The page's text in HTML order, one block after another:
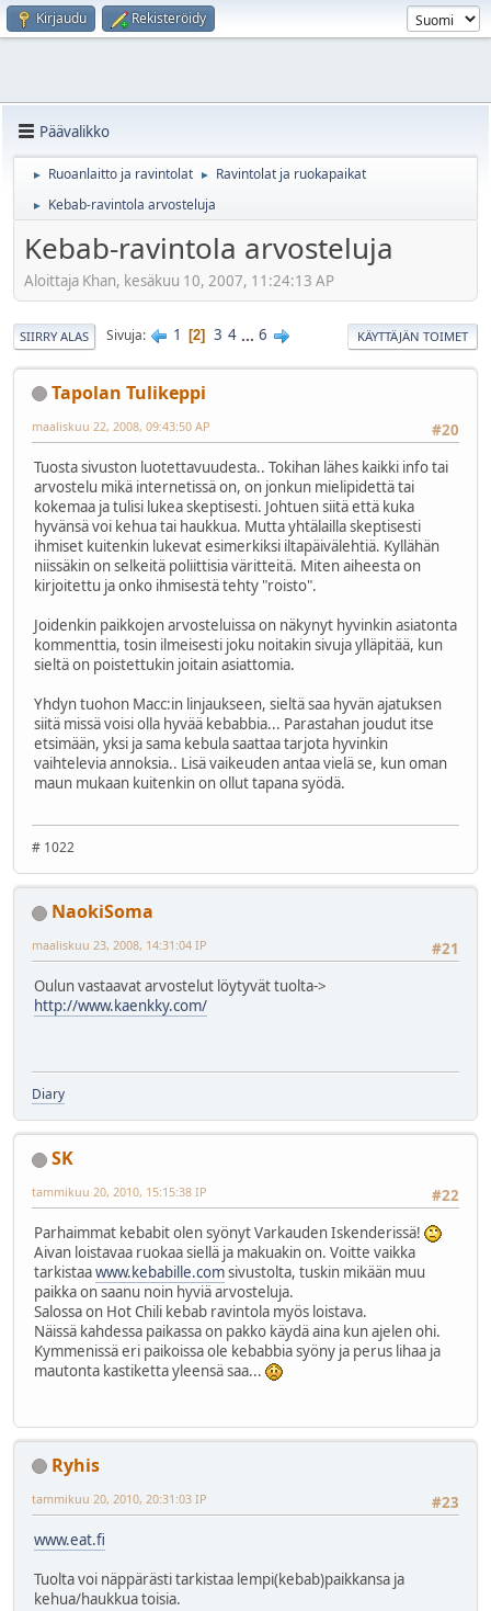
Kirjaudu Rekisteröidy
Päävalikko
► Ruoanlaitto ja ravintolat ► Ravintolat ja ruokapaikat
► Kebab-ravintola arvosteluja
Kebab-ravintola arvosteluja
Aloittaja Khan, kesäkuu 10, 2007, 11:24:13 AP
SIIRRY ALAS Sivuja 1 2 3 4 ... 6 KÄYTTÄJÄN TOIMET
Tapolan Tulikeppi
#20
maaliskuu 22, 2008, 09:43:50 AP
Tuosta sivuston luotettavuudesta.. Tokihan lähes kaikki info tai
arvostelu mikä internetissä on, on jonkun mielipidettä tai
kokemaa ja tulisi lukea skeptisesti. Johtuen siitä että kuka
hyvänsä voi kehua tai haukkua. Mutta yhtälailla skeptisesti
ihmiset kuitenkin lukevat esimerkiksi iltapäivälehtiä. Kyllähän
niissäkin on selkeitä poliittisia väritteitä. Miten aiheesta on
kirjoitettu ja onko ihmisestä tehty "roisto".
Joidenkin paikkojen arvosteluissa on näkynyt hyvinkin asiatonta
kommenttia, tosin ilmeisesti joku noitakin sivuja ylläpitää, kun
sieltä on poistettukin joitain asiattomia.
Yhdyn tuohon Macc:in linjaukseen, sieltä saa hyvän ajatuksen
siitä missä voisi olla hyvää kebabbia... Parastahan joudut itse
etsimään, yksi ja sama kebula saattaa tarjota hyvinkin
vaihtelevia annoksia.. Lisä vaikeuden antaa vielä se, kun oman
maun mukaan kuitenkin on ollut tapana syödä.
# 1022
NaokiSoma
#21
maaliskuu 23, 2008, 14:31:04 IP
Oulun vastaavat arvostelut löytyvät tuolta->
http://www.kaenkky.com/
Diary
SK
#22
tammikuu 20, 2010, 15:15:38 IP
Parhaimmat kebabit olen syönyt Varkauden Iskenderissä!
Aivan loistavaa ruokaa siellä ja makuakin on. Voitte vaikka
tarkistaawww.kebabille.comsivustolta, tuskin mikään muu
paikka on saanu noin hyviä arvosteluja.
Salossa on Hot Chili kebab ravintola myös loistava.
Näissä kahdessa paikassa on pakko käydä aina kun ajelen ohi.
Kymmenissä eri paikoissa ole kebabbia syöny ja perus lihaa ja
mautonta kastiketta yleensä saa...
Ryhis
#23
tammikuu 20, 2010, 20:31:03 IP
www.eat.fi
Tuolta voi näppärästi tarkistaa lempi(kebab)paikkansa ja
kehua/haukkua toisia.